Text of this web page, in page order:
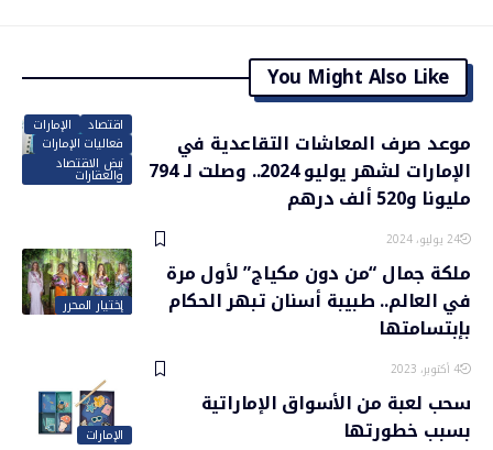
You Might Also Like
اقتصاد
الإمارات
فعاليات الإمارات
نبض الاقتصاد
والعقارات
موعد صرف المعاشات التقاعدية في
الإمارات لشهر يوليو 2024.. وصلت لـ 794
مليونا و520 ألف درهم
24 يوليو، 2024
إختيار المحرر
ملكة جمال “من دون مكياج” لأول مرة
في العالم.. طبيبة أسنان تبهر الحكام
بإبتسامتها
4 أكتوبر، 2023
الإمارات
سحب لعبة من الأسواق الإماراتية
بسبب خطورتها